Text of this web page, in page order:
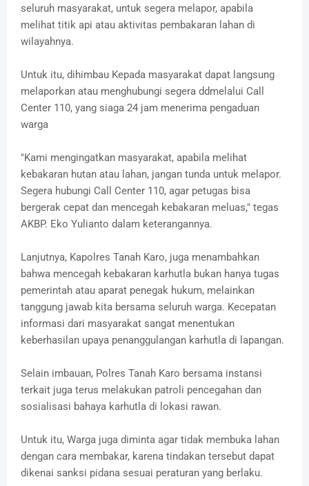
seluruh masyarakat, untuk segera melapor, apabila
melihat titik api atau aktivitas pembakaran lahan di
wilayahnya.
Untuk itu, dihimbau Kepada masyarakat dapat langsung
melaporkan atau menghubungi segera ddmelalui Call
Center 110, yang siaga 24 jam menerima pengaduan
warga
"Kami mengingatkan masyarakat, apabila melihat
kebakaran hutan atau lahan, jangan tunda untuk melapor.
Segera hubungi Call Center 110, agar petugas bisa
bergerak cepat dan mencegah kebakaran meluas," tegas
AKBP. Eko Yulianto dalam keterangannya.
Lanjutnya, Kapolres Tanah Karo, juga menambahkan
bahwa mencegah kebakaran karhutla bukan hanya tugas
pemerintah atau aparat penegak hukum, melainkan
tanggung jawab kita bersama seluruh warga. Kecepatan
informasi dari masyarakat sangat menentukan
keberhasilan upaya penanggulangan karhutla di lapangan.
Selain imbauan, Polres Tanah Karo bersama instansi
terkait juga terus melakukan patroli pencegahan dan
sosialisasi bahaya karhutla di lokasi rawan.
Untuk itu, Warga juga diminta agar tidak membuka lahan
dengan cara membakar, karena tindakan tersebut dapat
dikenai sanksi pidana sesuai peraturan yang berlaku.